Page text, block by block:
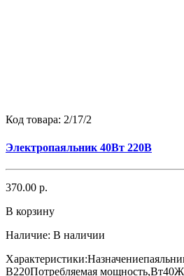
Код товара: 2/17/2
Электропаяльник 40Вт 220В
370.00 р.
В корзину
Наличие: В наличии
В220Потребляемая